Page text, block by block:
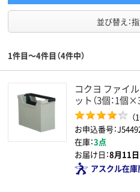
並び替え：
1件目～4件目（4件中）
コクヨ ファイ
ット（3個：1個×3
（
お申込番号：
在庫：3点
お届け日：8月11日
アスクル在庫